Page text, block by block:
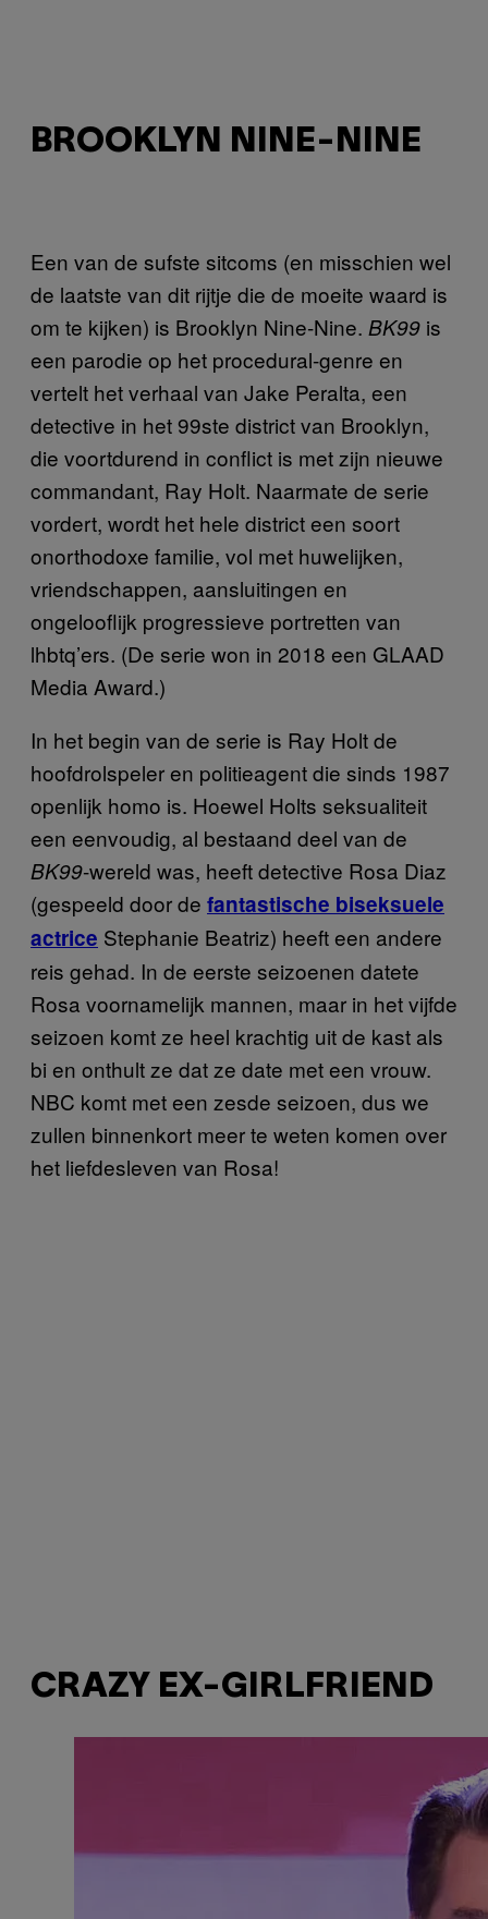
BROOKLYN NINE-NINE
Een van de sufste sitcoms (en misschien wel
de laatste van dit rijtje die de moeite waard is
om te kijken) is Brooklyn Nine-Nine. BK99 is
een parodie op het procedural-genre en
vertelt het verhaal van Jake Peralta, een
detective in het 99ste district van Brooklyn,
die voortdurend in conflict is met zijn nieuwe
commandant, Ray Holt. Naarmate de serie
vordert, wordt het hele district een soort
onorthodoxe familie, vol met huwelijken,
vriendschappen, aansluitingen en
ongelooflijk progressieve portretten van
lhbtq’ers. (De serie won in 2018 een GLAAD
Media Award.)
In het begin van de serie is Ray Holt de
hoofdrolspeler en politieagent die sinds 1987
openlijk homo is. Hoewel Holts seksualiteit
een eenvoudig, al bestaand deel van de
BK99-wereld was, heeft detective Rosa Diaz
(gespeeld door de fantastische biseksuele
actrice Stephanie Beatriz) heeft een andere
reis gehad. In de eerste seizoenen datete
Rosa voornamelijk mannen, maar in het vijfde
seizoen komt ze heel krachtig uit de kast als
bi en onthult ze dat ze date met een vrouw.
NBC komt met een zesde seizoen, dus we
zullen binnenkort meer te weten komen over
het liefdesleven van Rosa!
CRAZY EX-GIRLFRIEND